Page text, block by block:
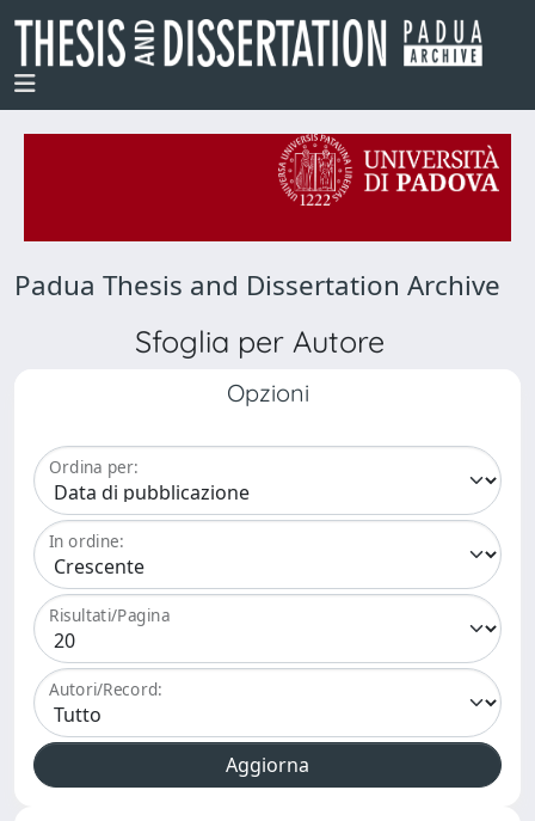
Padua Thesis and Dissertation Archive
Sfoglia per Autore
Opzioni
Ordina per:
In ordine:
Risultati/Pagina
Autori/Record: